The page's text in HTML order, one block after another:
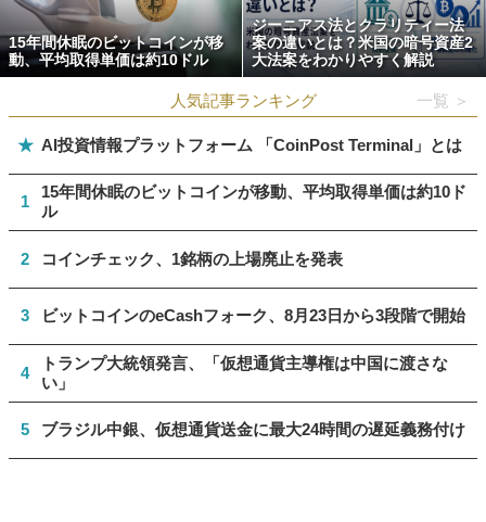
15年間休眠のビットコインが移
動、平均取得単価は約10ドル
ジーニアス法とクラリティー法
案の違いとは？米国の暗号資産2
大法案をわかりやすく解説
人気記事ランキング 一覧 ＞
★ AI投資情報プラットフォーム 「CoinPost Terminal」とは
1
15年間休眠のビットコインが移動、平均取得単価は約10ド
ル
2 コインチェック、1銘柄の上場廃止を発表
3 ビットコインのeCashフォーク、8月23日から3段階で開始
4
トランプ大統領発言、「仮想通貨主導権は中国に渡さな
い」
5 ブラジル中銀、仮想通貨送金に最大24時間の遅延義務付け